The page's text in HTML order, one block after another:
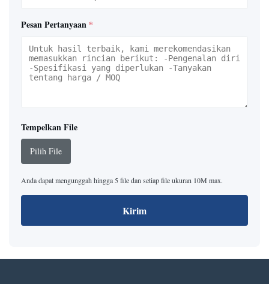
Pesan Pertanyaan *
Tempelkan File
Pilih File
Anda dapat mengunggah hingga 5 file dan setiap file ukuran 10M max.
Kirim